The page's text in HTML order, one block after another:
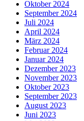
Oktober 2024
September 2024
Juli 2024
April 2024
März 2024
Februar 2024
Januar 2024
Dezember 2023
November 2023
Oktober 2023
September 2023
August 2023
Juni 2023